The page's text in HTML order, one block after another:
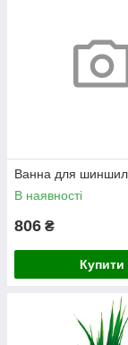
Ванна для шиншил
В наявності
806 ₴
Купити